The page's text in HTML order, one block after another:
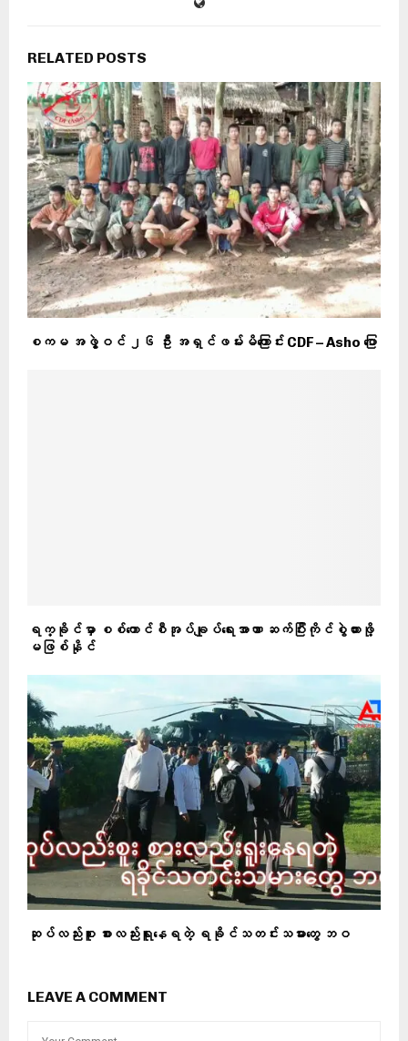
RELATED POSTS
စကမ အဖွဲ့ဝင် ၂၆ ဦး အရှင်ဖမ်းမိကြောင်း CDF – Asho ပြော
ရက္ခိုင်မှာ စစ်ကောင်စီအုပ်ချုပ်ရေးအာဏာ ဆက်ပြီးကိုင်စွဲထားဖို့
မဖြစ်နိုင်
ဆုပ်လည်းစူး စားလည်းရူးနေရတဲ့ ရခိုင်သတင်းသမားတွေ ဘဝ
LEAVE A COMMENT